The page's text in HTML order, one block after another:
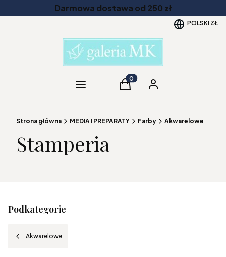
Darmowa dostawa od 250 zł
POLSKI ZŁ
Kategorie Produkty w koszyku: 0.
Koszyk Zaloguj się
Strona główna MEDIA I PREPARATY Farby Akwarelowe
Stamperia
Podkategorie
Akwarelowe